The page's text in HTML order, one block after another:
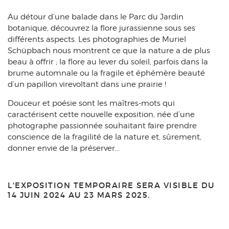
Au détour d’une balade dans le Parc du Jardin
botanique, découvrez la flore jurassienne sous ses
différents aspects. Les photographies de Muriel
Schüpbach nous montrent ce que la nature a de plus
beau à offrir ; la flore au lever du soleil, parfois dans la
brume automnale ou la fragile et éphémère beauté
d’un papillon virevoltant dans une prairie !
Douceur et poésie sont les maîtres-mots qui
caractérisent cette nouvelle exposition, née d’une
photographe passionnée souhaitant faire prendre
conscience de la fragilité de la nature et, sûrement,
donner envie de la préserver…
L'EXPOSITION TEMPORAIRE SERA VISIBLE DU
14 JUIN 2024 AU 23 MARS 2025.